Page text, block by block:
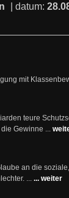
| datum:
mit
teure
Gewinne ...
an die
... ... weiter